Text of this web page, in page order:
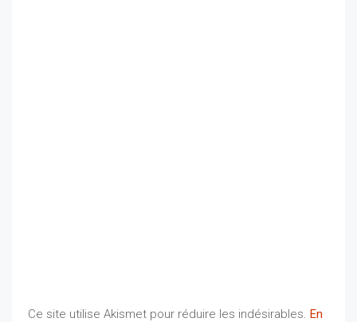
Ce site utilise Akismet pour réduire les indésirables. En